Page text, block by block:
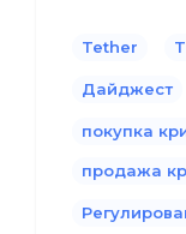
Tether
Дайджест
покупка
продажа